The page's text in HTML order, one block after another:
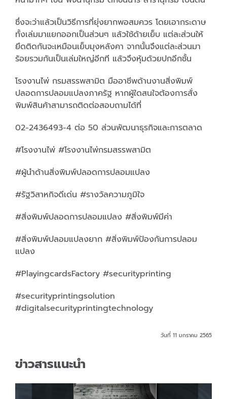
ซึ่งจะว่าแล้วเป็นวิธีการที่ยุ่งยากพอสมควร โดยเอากระดาษ
ทั้งเล่มมาแยกออกเป็นส่วนๆ แล้วใช้ด้ายเย็บ แต่ละส่วนให้
ยึดติดกันจะเหมือนเย็บมุงหลังคา จากนั้นจึงแต่ละส่วนมา
ร้อยรวมกันเป็นเล่มใหญ่อีกที แล้วจึงหุ้มด้วยปกอีกชั้น
โรงงานไพ่ กรมสรรพสามิต มืออาชีพด้านงานสิ่งพิมพ์
ปลอดการปลอมแปลงภาครัฐ หากผู้ใดสนใจต้องการสั่ง
พิมพ์สินค้าสามารถติดต่อสอบถามได้ที่
02-2436493-4 ต่อ 50 ส่วนพัฒนาธุรกิจและการตลาด
#โรงงานไพ่ #โรงงานไพ่กรมสรรพสามิต
#ผู้นำด้านสิ่งพิมพ์ปลอดการปลอมแปลง
#รัฐวิสาหกิจดีเด่น #รางวัลความภูมิใจ
#สิ่งพิมพ์ปลอดการปลอมแปลง #สิ่งพิมพ์มีค่า
#สิ่งพิมพ์ปลอมแปลงยาก #สิ่งพิมพ์ป้องกันการปลอม
แปลง
#PlayingcardsFactory #securityprinting
#securityprintingsolution
#digitalsecurityprintingtechnology
วันที่ 11 มกราคม 2565
ข่าวสารแนะนำ